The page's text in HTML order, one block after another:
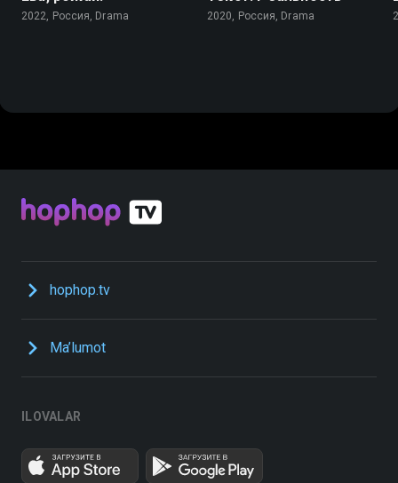
2022, Россия, Drama 2020, Россия, Drama
hophop.tv
Ma’lumot
ILOVALAR